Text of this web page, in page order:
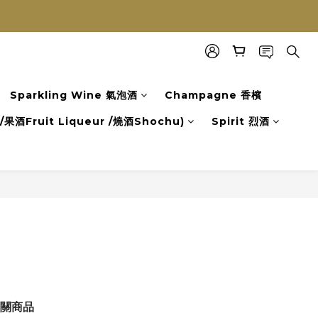
Sparkling Wine 氣泡酒 Champagne 香檳
果酒Fruit Liqueur /燒酒Shochu) Spirit 烈酒
商品